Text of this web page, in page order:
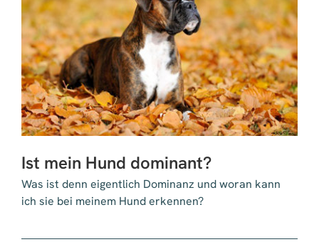
Ist mein Hund dominant?
Was ist denn eigentlich Dominanz und woran kann
ich sie bei meinem Hund erkennen?